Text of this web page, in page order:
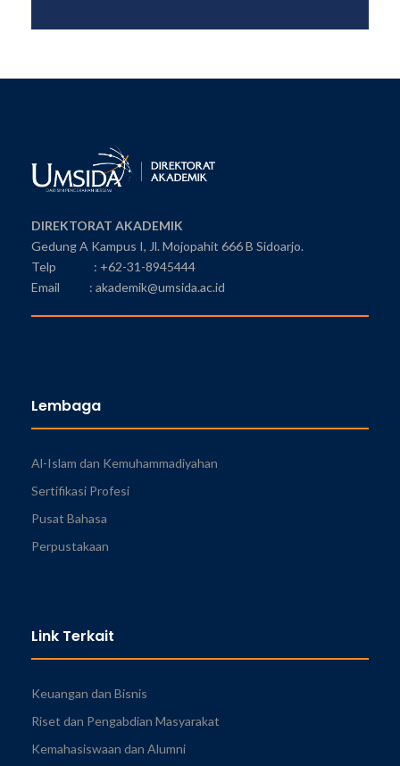
DIREKTORAT AKADEMIK
Gedung A Kampus I, Jl. Mojopahit 666 B Sidoarjo.
Telp : +62-31-8945444
Email : akademik@umsida.ac.id
Lembaga
Al-Islam dan Kemuhammadiyahan
Sertifikasi Profesi
Pusat Bahasa
Perpustakaan
Link Terkait
Keuangan dan Bisnis
Riset dan Pengabdian Masyarakat
Kemahasiswaan dan Alumni